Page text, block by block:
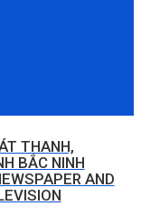
THANH,
BẮC NINH
AND